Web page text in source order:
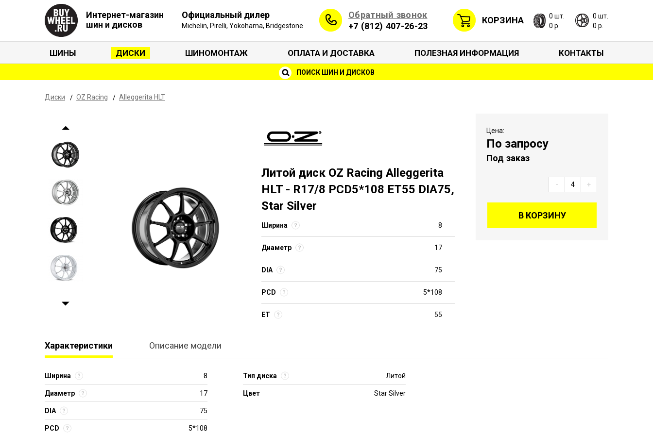
Интернет-магазин
шин и дисков
Официальный дилер
Michelin, Pirelli, Yokohama, Bridgestone
Обратный звонок
+7 (812) 407-26-23
КОРЗИНА
0 шт.
0 р.
0 шт.
0 р.
ШИНЫ ДИСКИ ШИНОМОНТАЖ ОПЛАТА И ДОСТАВКА ПОЛЕЗНАЯ ИНФОРМАЦИЯ КОНТАКТЫ
ПОИСК ШИН И ДИСКОВ
Диски OZ Racing Alleggerita HLT
Литой диск OZ Racing Alleggerita
HLT - R17/8 PCD5*108 ET55 DIA75,
Star Silver
Ширина 8
Диаметр 17
DIA 75
PCD 5*108
ET 55
Цена:
По запросу
Под заказ
- +
В КОРЗИНУ
Характеристики Описание модели
Ширина 8
Диаметр 17
DIA 75
PCD 5*108
Тип диска Литой
Цвет Star Silver